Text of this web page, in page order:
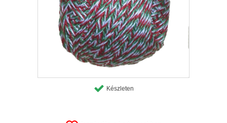
Készleten